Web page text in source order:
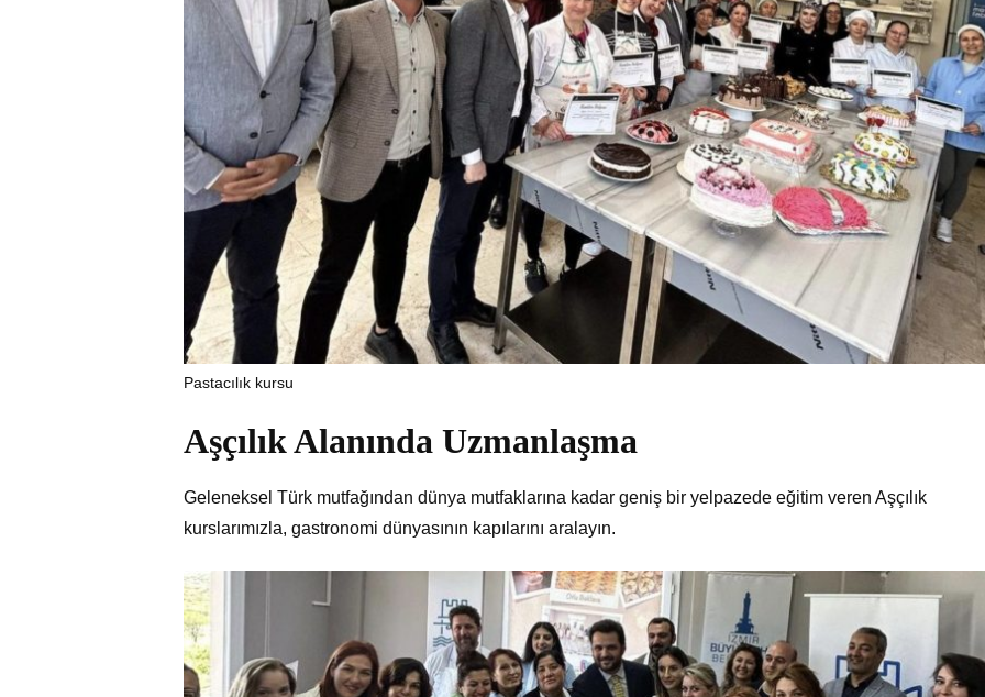
Pastacılık kursu
Aşçılık Alanında Uzmanlaşma
Geleneksel Türk mutfağından dünya mutfaklarına kadar geniş bir yelpazede eğitim veren Aşçılık
kurslarımızla, gastronomi dünyasının kapılarını aralayın.